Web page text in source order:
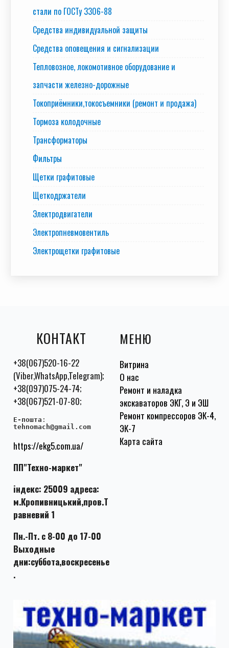
стали по ГОСТу 3306-88
Средства индивидуальной защиты
Средства оповещения и сигнализации
Тепловозное, локомотивное оборудование и
запчасти железно-дорожные
Токоприёмники,токосъемники (ремонт и продажа)
Тормоза колодочные
Трансформаторы
Фильтры
Щетки графитовые
Щеткодржатели
Электродвигатели
Электропневмовентиль
Электрощетки графитовые
КОНТАКТ
+38(067)520-16-22
(Viber,WhatsApp,Telegram);
+38(097)075-24-74;
+38(067)521-07-80;
E-пошта :
tehnomach@gmail.com
https://ekg5.com.ua/
ПП"Техно-маркет"
індекс: 25009 адреса:
м.Кропивницький,пров.Т
равневий 1
Пн.-Пт. с 8-00 до 17-00
Выходные
дни:суббота,воскресенье
.
МЕНЮ
Витрина
О нас
Ремонт и наладка
экскаваторов ЭКГ, Э и ЭШ
Ремонт компрессоров ЭК-4,
ЭК-7
Карта сайта